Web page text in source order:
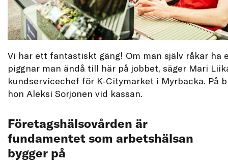
Vi har ett fantastiskt gäng! Om man själv råkar ha
piggnar man ändå till här på jobbet, säger Mari
kundservicechef för K-Citymarket i Myrbacka. På
hon Aleksi Sorjonen vid kassan.
Företagshälsovården är
fundamentet som arbetshälsan
bygger på